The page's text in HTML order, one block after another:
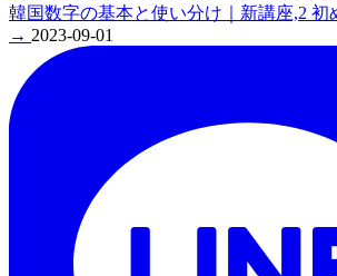
韓国数字の基本と使い分け｜新講座,2 初
→ 2023-09-01